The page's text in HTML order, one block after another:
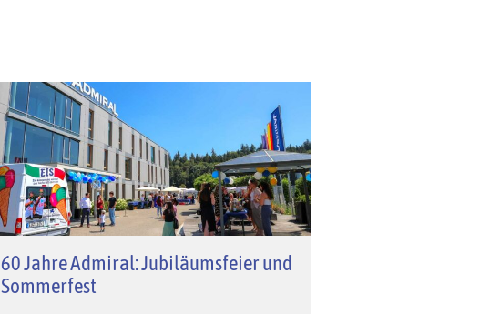
60 Jahre Admiral: Jubiläumsfeier und
Sommerfest